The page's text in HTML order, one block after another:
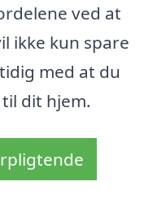
ved at
ikke kun spare
med at du
dit hjem.